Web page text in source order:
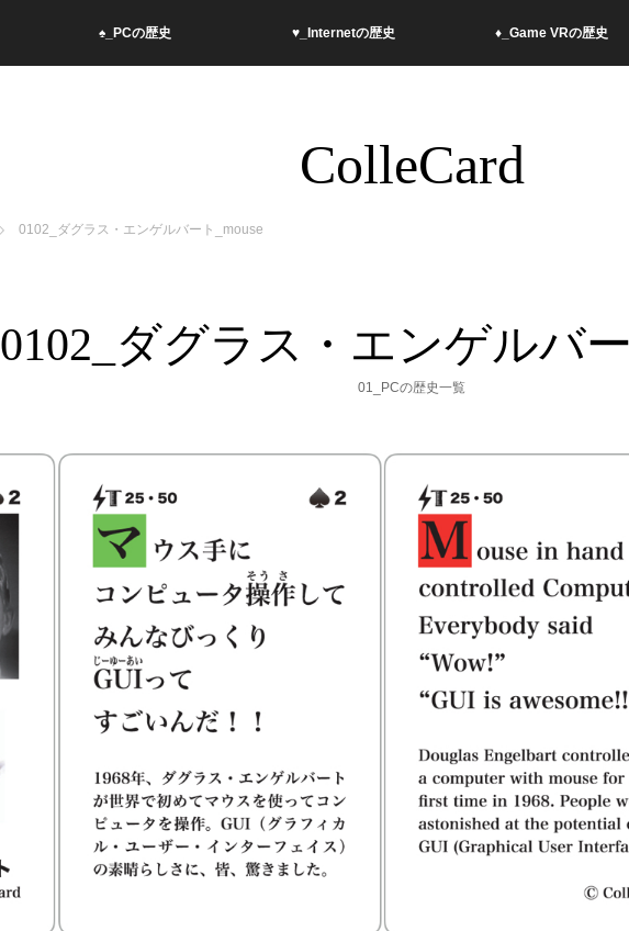
♠︎_PCの歴史 ︎♥︎_Internetの歴史 ♦︎_Game VRの歴史
ColleCard
0102_ダグラス・エンゲルバート_mouse
0102_ダグラス・エンゲルバ
01_PCの歴史一覧